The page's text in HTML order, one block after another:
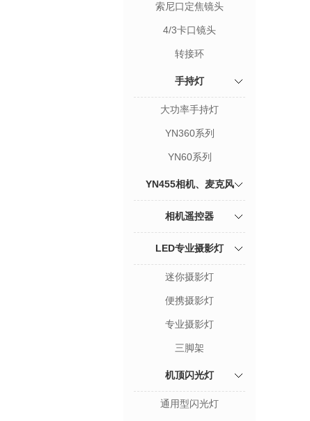
索尼口定焦镜头
4/3卡口镜头
转接环
手持灯
大功率手持灯
YN360系列
YN60系列
YN455相机、麦克风
相机遥控器
LED专业摄影灯
迷你摄影灯
便携摄影灯
专业摄影灯
三脚架
机顶闪光灯
通用型闪光灯